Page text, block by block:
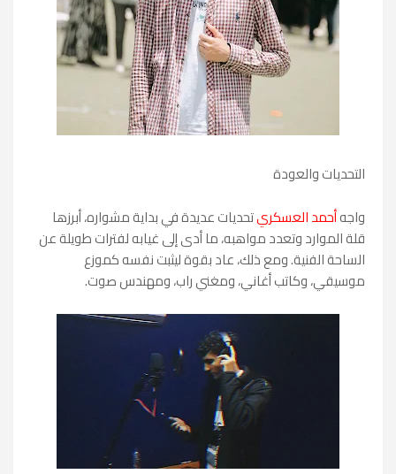
التحديات والعودة
واجهأحمد العسكريتحديات عديدة في بداية مشواره، أبرزها
قلة الموارد وتعدد مواهبه، ما أدى إلى غيابه لفترات طويلة عن
الساحة الفنية. ومع ذلك، عاد بقوة ليثبت نفسه كموزع
موسيقي، وكاتب أغاني، ومغني راب، ومهندس صوت.